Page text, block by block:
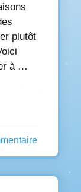
plutôt
à …